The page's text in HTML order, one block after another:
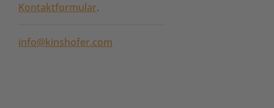
Kontaktformular.
info@kinshofer.com